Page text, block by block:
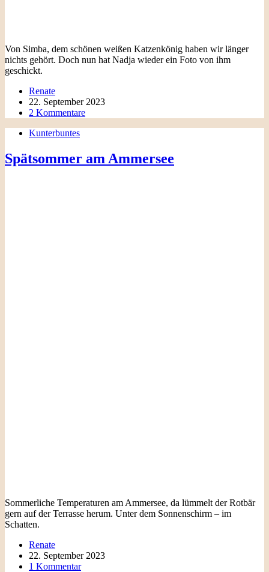
Von Simba, dem schönen weißen Katzenkönig haben wir länger
nichts gehört. Doch nun hat Nadja wieder ein Foto von ihm
geschickt.
Renate
22. September 2023
2 Kommentare
Kunterbuntes
Spätsommer am Ammersee
Sommerliche Temperaturen am Ammersee, da lümmelt der Rotbär
gern auf der Terrasse herum. Unter dem Sonnenschirm – im
Schatten.
Renate
22. September 2023
1 Kommentar